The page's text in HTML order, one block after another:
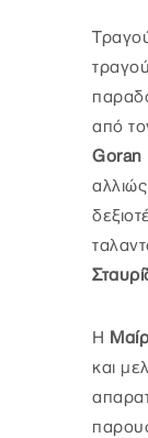
από
Goran
Η
και